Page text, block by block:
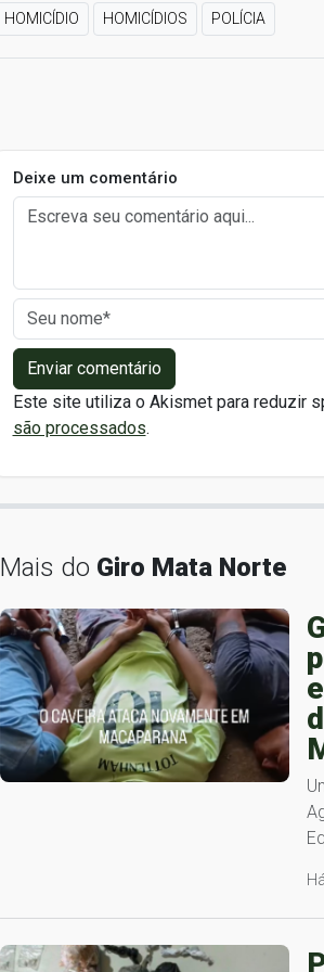
HOMICÍDIO HOMICÍDIOS POLÍCIA
Deixe um comentário
Enviar comentário
Este site utiliza o Akismet para reduzir
são processados.
Mais do Giro Mata Norte